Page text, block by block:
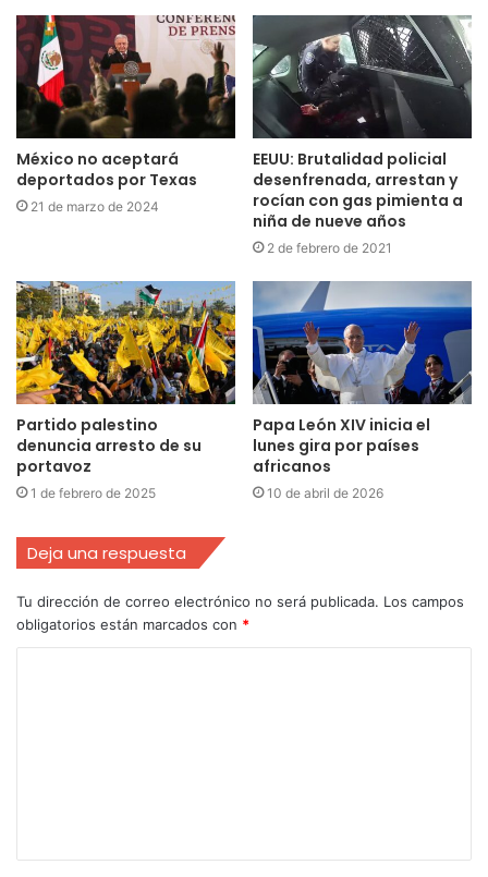
México no aceptará
deportados por Texas
21 de marzo de 2024
EEUU: Brutalidad policial
desenfrenada, arrestan y
rocían con gas pimienta a
niña de nueve años
2 de febrero de 2021
Partido palestino
denuncia arresto de su
portavoz
1 de febrero de 2025
Papa León XIV inicia el
lunes gira por países
africanos
10 de abril de 2026
Deja una respuesta
Tu dirección de correo electrónico no será publicada. Los campos
obligatorios están marcados con *